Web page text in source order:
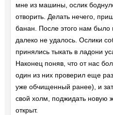
мне из машины, ослик
отворить. Делать нечего,
банан. После этого нам было
далеко не удалось. Ослики
принялись тыкать в ладони
Наконец поняв, что от нас
один из них проверил еще
уже обчищенный ранее), и
свой холм, поджидать новую
открыт.